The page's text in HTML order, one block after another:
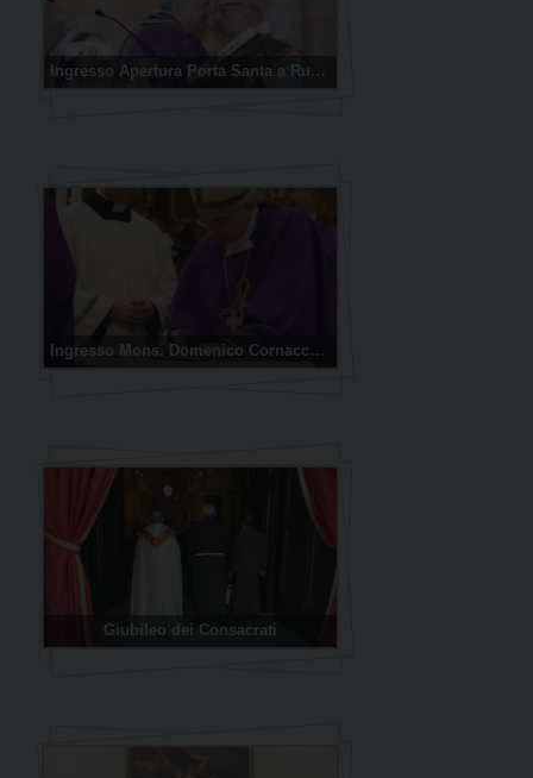
Ingresso Apertura Porta Santa a Ruvo di Puglia (foto: C. Cioce)
Ingresso Mons. Domenico Cornacchia
Giubileo dei Consacrati